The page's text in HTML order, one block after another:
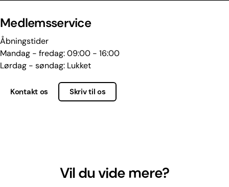
Medlemsservice
Åbningstider
Mandag - fredag: 09:00 - 16:00
Lørdag - søndag: Lukket
Kontakt os Skriv til os
Vil du vide mere?